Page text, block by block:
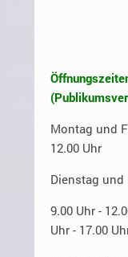
Montag und
12.00 Uhr
Dienstag und
9.00 Uhr -
Uhr - 17.00